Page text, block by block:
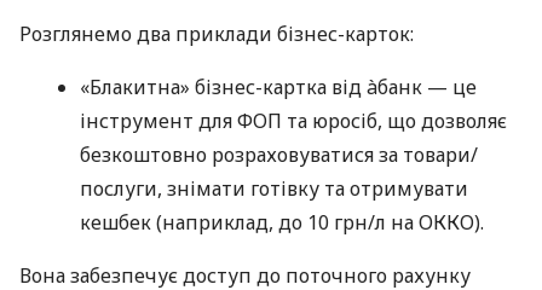
Розглянемо два приклади бізнес-карток:
«Блакитна» бізнес-картка від àбанк — це
інструмент для ФОП та юросіб, що дозволяє
безкоштовно розраховуватися за товари/
послуги, знімати готівку та отримувати
кешбек (наприклад, до 10 грн/л на ОККО).
Вона забезпечує доступ до поточного рахунку